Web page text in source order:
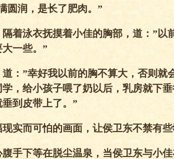
圆润，是长了肥肉。”
着泳衣抚摸着小佳的胸部，道：”以
一些。”
：”幸好我以前的胸不算大，否则就
，给小孩子喂了奶以后，乳房就下
到皮带上了。”
实而可怕的画面，让侯卫东不禁有些
手下等在脱尘温泉，当侯卫东与小